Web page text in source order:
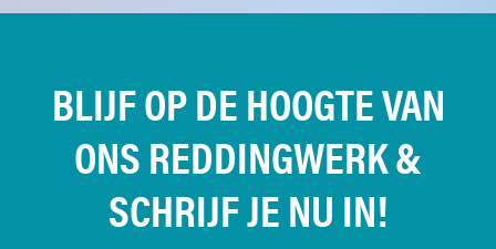
BLIJF OP DE HOOGTE VAN
ONS REDDINGWERK &
SCHRIJF JE NU IN!